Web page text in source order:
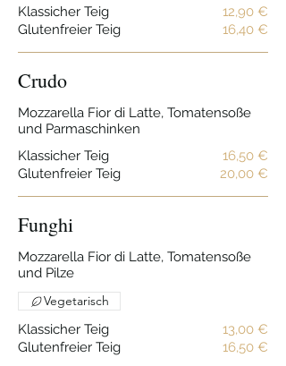
Klassicher Teig
12,90 €
Glutenfreier Teig
16,40 €
Crudo
Mozzarella Fior di Latte, Tomatensoße
und Parmaschinken
Klassicher Teig
16,50 €
Glutenfreier Teig
20,00 €
Funghi
Mozzarella Fior di Latte, Tomatensoße
und Pilze
Klassicher Teig
13,00 €
Glutenfreier Teig
16,50 €
Vegetarisch